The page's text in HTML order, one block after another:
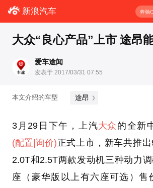
新浪汽车 奔驰
大众“良心产品”上市 途昂
爱车途闻
发表于 2017/03/31 07:55
本文介绍的车型 途昂
3月29日下午，上汽大众 的全新
(配置|询价)正式上市，新车共推
2.0T和2.5T两款发动机三种动力
座（豪华版以上有六座可选）售